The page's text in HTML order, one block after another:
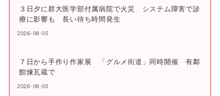
３日夕に群大医学部付属病院で火災 システム障害で診
療に影響も 長い待ち時間発生
2026-08-05
７日から手作り作家展 「グルメ街道」同時開催 有鄰
館煉瓦蔵で
2026-08-05